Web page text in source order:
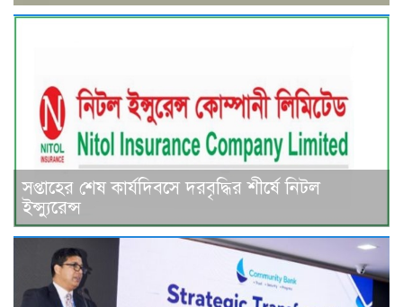
সপ্তাহের শেষ কার্যদিবসে দরবৃদ্ধির শীর্ষে নিটল
ইন্স্যুরেন্স